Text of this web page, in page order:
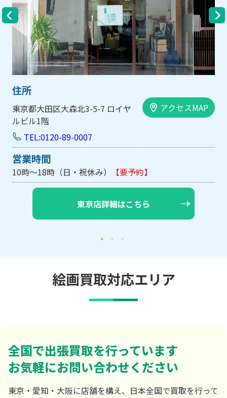
大阪市中央区内平野町1-1-5 西大
手前ビル103号
アクセス
TEL:0120-89-0007
営業時間
10時～18時（日・祝休み/土曜は不定休）
大阪店詳細はこちら
絵画買取対応エリア
全国で出張買取を行っています
お気軽にお問い合わせください
東京・愛知・大阪に店舗を構え、日本全国で買取を行って